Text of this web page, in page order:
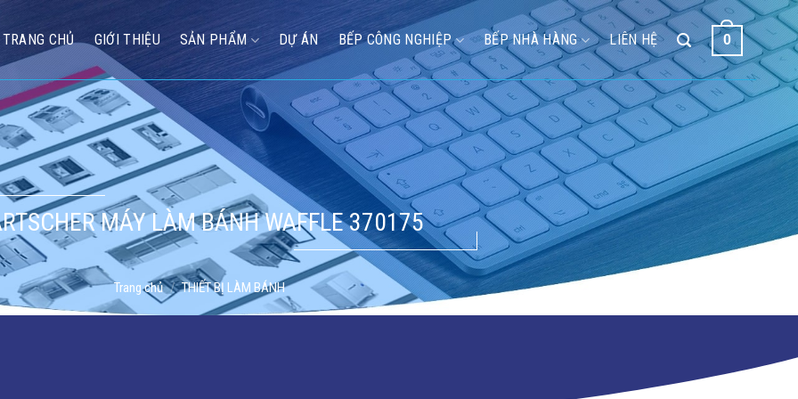
TRANG CHỦ GIỚI THIỆU SẢN PHẨM DỰ ÁN BẾP CÔNG NGHIỆP BẾP NHÀ HÀNG LIÊN HỆ 0
MÁY LÀM BÁNH WAFFLE 370175
Trang chủ / THIẾT BỊ LÀM BÁNH